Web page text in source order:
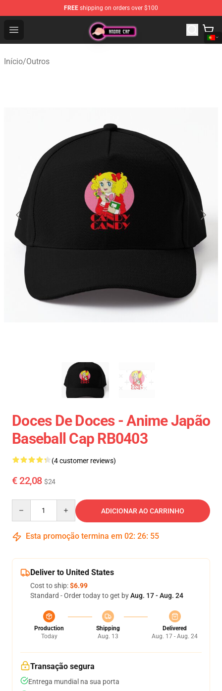
FREE shipping on orders over $100
Open menu
Anime Cap Shop - The Best Store of Anime Cap
Início/Outros
Doces De Doces - Anime Japão
Baseball Cap RB0403
(4 customer reviews)
€ 22,08 $24
ADICIONAR AO CARRINHO
Esta promoção termina em 02: 26: 55
Deliver to United States
Cost to ship:$6.99
Standard - Order today to get byAug. 17 - Aug. 24
Production
Today
Shipping
Aug. 13
Delivered
Aug. 17 - Aug. 24
Transação segura
Entrega mundial na sua porta